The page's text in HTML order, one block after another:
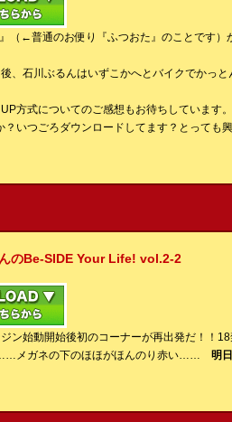
（←普通のお便り『ふつおた』のことです
、石川ぶるんはいずこかへとバイクでかっ
方式についてのご感想もお待ちしています
？いつごろダウンロードしてます？とって
のBe-SIDE Your Life! vol.2-2
ン始動開始後初のコーナーが再出発だ！！
メガネの下のほほがほんのり赤い…… 明